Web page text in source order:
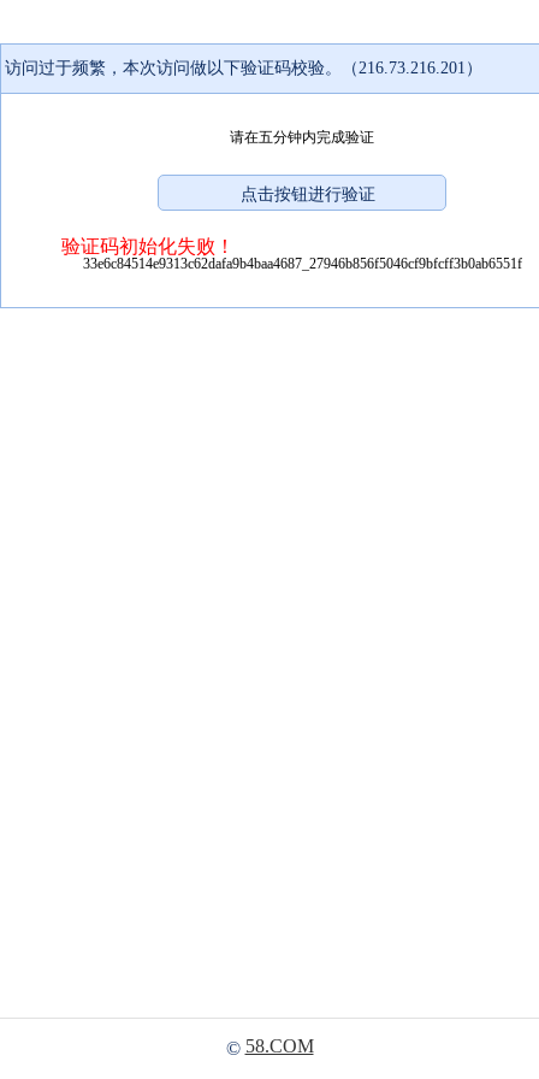
访问过于频繁，本次访问做以下验证码校验。（216.73.216.201）
请在五分钟内完成验证
验证码初始化失败！
33e6c84514e9313c62dafa9b4baa4687_27946b856f5046cf9bfcff3b0ab6551f
© 58.COM